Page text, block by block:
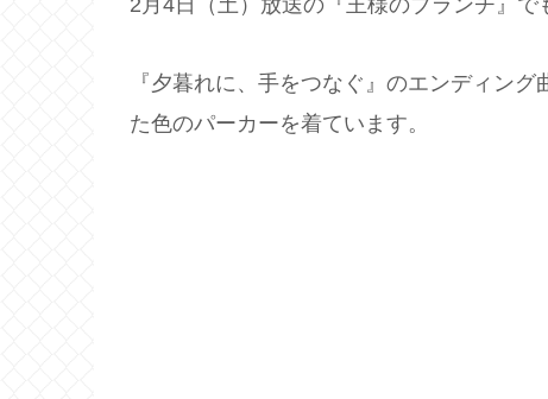
『夕暮れに、手をつなぐ』のエンディン
た色のパーカーを着ています。